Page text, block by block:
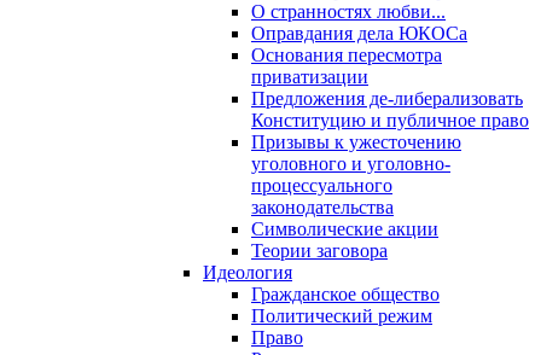
О странностях любви...
Оправдания дела ЮКОСа
Основания пересмотра
приватизации
Предложения де-либерализовать
Конституцию и публичное право
Призывы к ужесточению
уголовного и уголовно-
процессуального
законодательства
Символические акции
Теории заговора
Идеология
Гражданское общество
Политический режим
Право